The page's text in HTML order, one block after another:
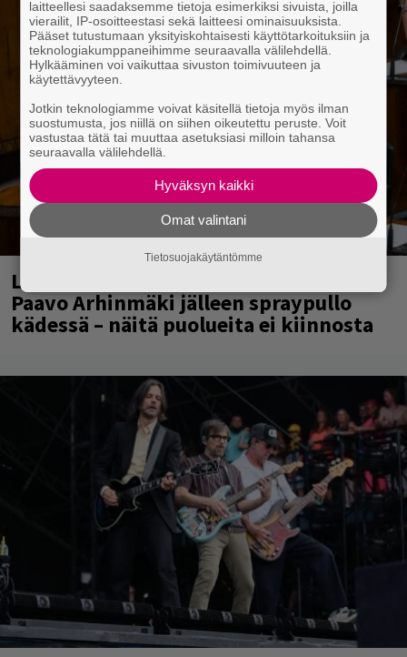
Laittomasta graffitista kiinni jäänyt
Paavo Arhinmäki jälleen spraypullo
kädessä – näitä puolueita ei kiinnosta
laitteellesi saadaksemme tietoja esimerkiksi sivuista, joilla
vierailit, IP-osoitteestasi sekä laitteesi ominaisuuksista.
Pääset tutustumaan yksityiskohtaisesti käyttötarkoituksiin ja
teknologiakumppaneihimme seuraavalla välilehdellä.
Hylkääminen voi vaikuttaa sivuston toimivuuteen ja
käytettävyyteen.
Jotkin teknologiamme voivat käsitellä tietoja myös ilman
suostumusta, jos niillä on siihen oikeutettu peruste. Voit
vastustaa tätä tai muuttaa asetuksiasi milloin tahansa
seuraavalla välilehdellä.
Hyväksyn kaikki
Omat valintani
Tietosuojakäytäntömme